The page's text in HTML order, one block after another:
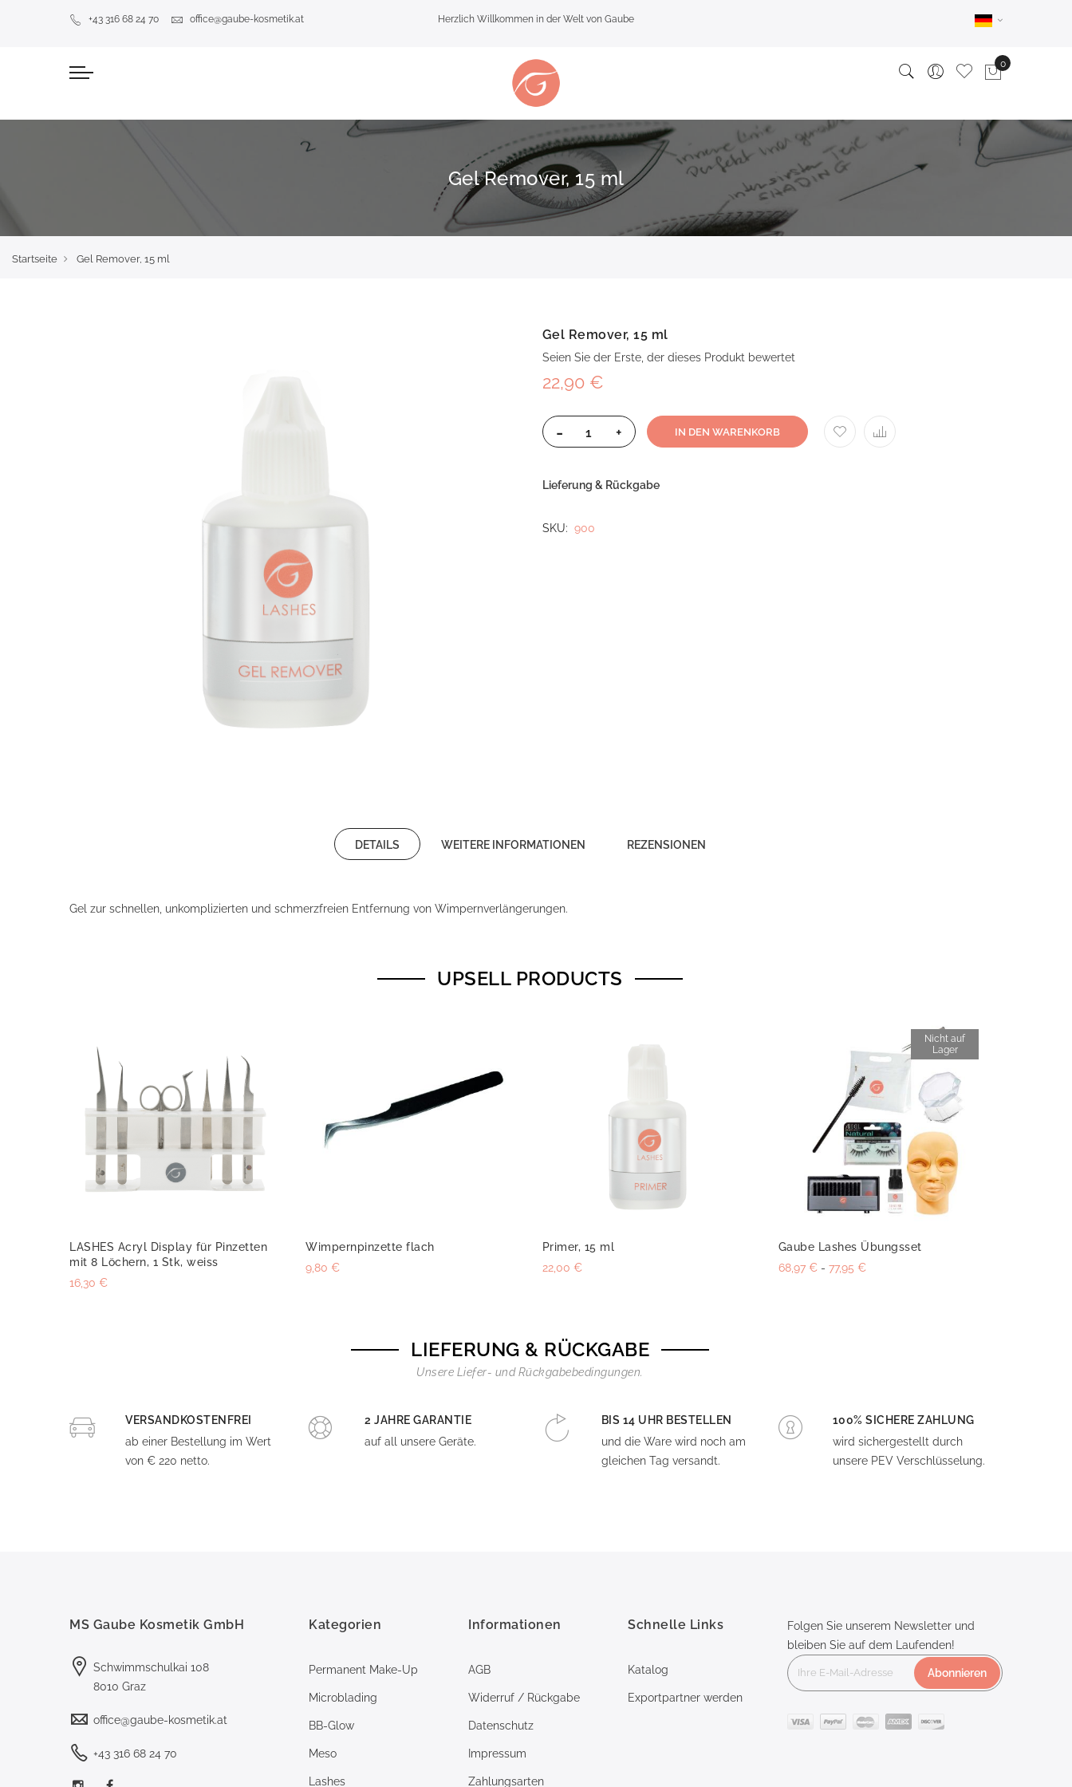
+43 316 68 24 70 office@gaube-kosmetik.at Herzlich Willkommen in der Welt von Gaube
Gel Remover, 15 ml
Startseite Gel Remover, 15 ml
Gel Remover, 15 ml
Seien Sie der Erste, der dieses Produkt bewertet
22,90 €
- + IN DEN WARENKORB
Lieferung & Rückgabe
SKU 900
DETAILS WEITERE INFORMATIONEN REZENSIONEN
Gel zur schnellen, unkomplizierten und schmerzfreien Entfernung von Wimpernverlängerungen.
UPSELL PRODUCTS
LASHES Acryl Display für Pinzetten
mit 8 Löchern, 1 Stk, weiss
16,30 €
Wimpernpinzette flach
9,80 €
Primer, 15 ml
22,00 €
Nicht auf
Lager
Gaube Lashes Übungsset
68,97 €
77,95 €
LIEFERUNG & RÜCKGABE
Unsere Liefer- und Rückgabebedingungen.
VERSANDKOSTENFREI
ab einer Bestellung im Wert
von € 220 netto.
2 JAHRE GARANTIE
auf all unsere Geräte.
BIS 14 UHR BESTELLEN
und die Ware wird noch am
gleichen Tag versandt.
100% SICHERE ZAHLUNG
wird sichergestellt durch
unsere PEV Verschlüsselung.
MS Gaube Kosmetik GmbH
Schwimmschulkai 108
8010 Graz
office@gaube-kosmetik.at
+43 316 68 24 70
Kategorien
Permanent Make-Up
Microblading
BB-Glow
Meso
Lashes
Informationen
AGB
Widerruf / Rückgabe
Datenschutz
Impressum
Zahlungsarten
Schnelle Links
Katalog
Exportpartner werden
Folgen Sie unserem Newsletter und
bleiben Sie auf dem Laufenden!
Abonnieren